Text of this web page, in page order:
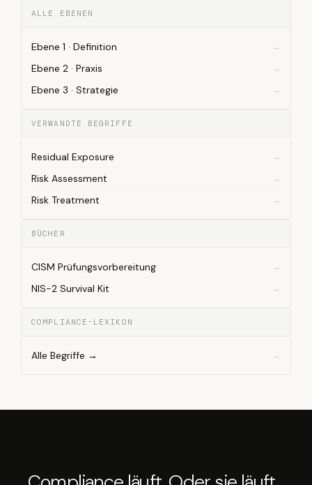
ALLE EBENEN
Ebene 1 · Definition
Ebene 2 · Praxis
Ebene 3 · Strategie
VERWANDTE BEGRIFFE
Residual Exposure
Risk Assessment
Risk Treatment
BÜCHER
CISM Prüfungsvorbereitung
NIS-2 Survival Kit
COMPLIANCE-LEXIKON
Alle Begriffe →